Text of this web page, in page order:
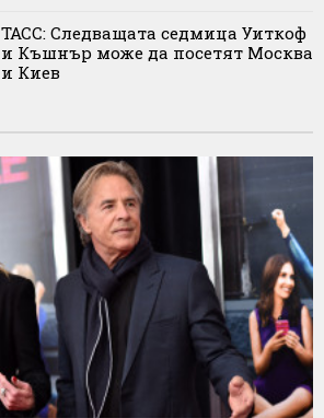
ТАСС: Следващата седмица Уиткоф
и Къшнър може да посетят Москва
и Киев